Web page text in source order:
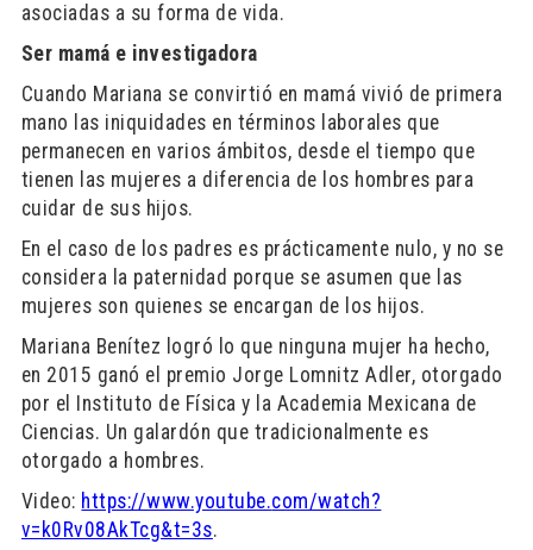
asociadas a su forma de vida.
Ser mamá e investigadora
Cuando Mariana se convirtió en mamá vivió de primera
mano las iniquidades en términos laborales que
permanecen en varios ámbitos, desde el tiempo que
tienen las mujeres a diferencia de los hombres para
cuidar de sus hijos.
En el caso de los padres es prácticamente nulo, y no se
considera la paternidad porque se asumen que las
mujeres son quienes se encargan de los hijos.
Mariana Benítez logró lo que ninguna mujer ha hecho,
en 2015 ganó el premio Jorge Lomnitz Adler, otorgado
por el Instituto de Física y la Academia Mexicana de
Ciencias. Un galardón que tradicionalmente es
otorgado a hombres.
Video: https://www.youtube.com/watch?
v=k0Rv08AkTcg&t=3s.